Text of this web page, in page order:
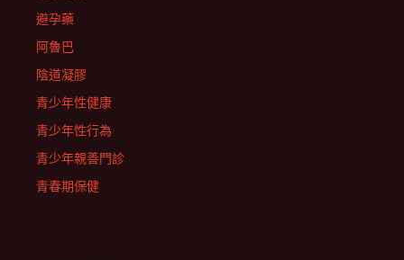
避孕藥
阿魯巴
陰道凝膠
青少年性健康
青少年性行為
青少年親善門診
青春期保健